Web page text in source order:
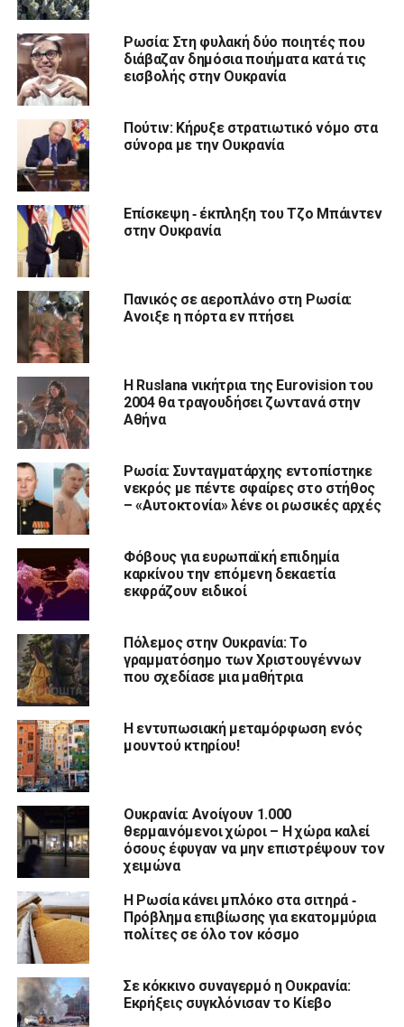
Ρωσία: Στη φυλακή δύο ποιητές που
διάβαζαν δημόσια ποιήματα κατά τις
εισβολής στην Ουκρανία
Πούτιν: Κήρυξε στρατιωτικό νόμο στα
σύνορα με την Ουκρανία
Επίσκεψη ‑ έκπληξη του Τζο Μπάιντεν
στην Ουκρανία
Πανικός σε αεροπλάνο στη Ρωσία:
Ανοιξε η πόρτα εν πτήσει
Η Ruslana νικήτρια της Eurovision του
2004 θα τραγουδήσει ζωντανά στην
Αθήνα
Ρωσία: Συνταγματάρχης εντοπίστηκε
νεκρός με πέντε σφαίρες στο στήθος
– «Αυτοκτονία» λένε οι ρωσικές αρχές
Φόβους για ευρωπαϊκή επιδημία
καρκίνου την επόμενη δεκαετία
εκφράζουν ειδικοί
Πόλεμος στην Ουκρανία: Το
γραμματόσημο των Χριστουγέννων
που σχεδίασε μια μαθήτρια
Η εντυπωσιακή μεταμόρφωση ενός
μουντού κτηρίου!
Ουκρανία: Ανοίγουν 1.000
θερμαινόμενοι χώροι – Η χώρα καλεί
όσους έφυγαν να μην επιστρέψουν τον
χειμώνα
Η Ρωσία κάνει μπλόκο στα σιτηρά ‑
Πρόβλημα επιβίωσης για εκατομμύρια
πολίτες σε όλο τον κόσμο
Σε κόκκινο συναγερμό η Ουκρανία:
Εκρήξεις συγκλόνισαν το Κίεβο